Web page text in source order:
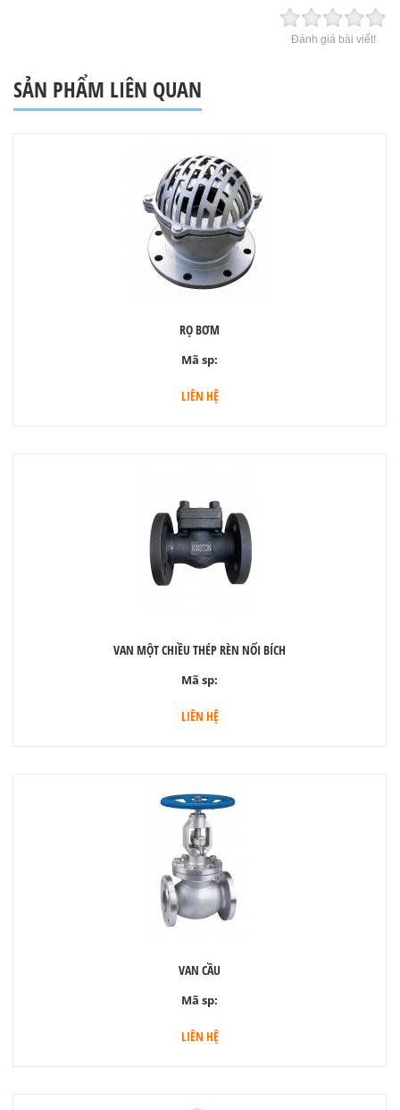
Đánh giá bài viết!
SẢN PHẨM LIÊN QUAN
RỌ BƠM
Mã sp:
LIÊN HỆ
VAN MỘT CHIỀU THÉP RÈN NỐI BÍCH
Mã sp:
LIÊN HỆ
VAN CẦU
Mã sp:
LIÊN HỆ